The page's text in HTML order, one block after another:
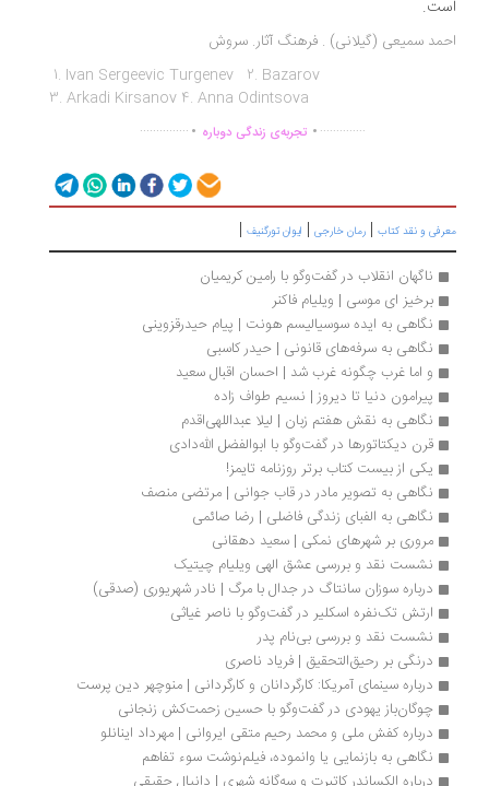
سمیعی (گیلانی) . فرهنگ آثار. سروش
1. Ivan Sergeevic Turgenev 2. Bazarov
3. Arkadi Kirsanov 4. Anna Odintsova
................تجربه‌ی زندگی دوباره ...............
و نقد کتاب|رمان خارجی|ایوان تورگنیف|
ناگهان انقلاب در گفت‌وگو با رامین کریمیان
برخیز ای موسی | ویلیام فاکنر
نگاهی به ایده سوسیالیسم هونت | پیام حیدرقزوینی
نگاهی به سرفه‌های قانونی | حیدر کاسبی
و اما غرب چگونه غرب شد | احسان اقبال سعید
پیرامون دنیا تا دیروز | نسیم طواف زاده
نگاهی به نقش هفتم زبان | لیلا عبداللهی‌اقدم
قرن دیکتاتورها در گفت‌وگو با ابوالفضل الله‌دادی
یکی از بیست کتاب برتر روزنامه تایمز!
نگاهی به تصویر مادر در قاب جوانی | مرتضی منصف
نگاهی به الفبای زندگی فاضلی | رضا صائمی
مروری بر شهرهای نمکی | سعید دهقانی
نشست نقد و بررسی عشق الهی ویلیام چیتیک
درباره سوزان سانتاگ در جدال با مرگ | نادر شهریوری (صدقی)
ارتش تک‌نفره اسکلیر در گفت‌وگو با ناصر غیاثی
نشست نقد و بررسی بی‌نام پدر
درنگی بر رحیق‌التحقیق | فریاد ناصری
درباره سینمای آمریکا: کارگردانان و کارگردانی | منوچهر دین پرست
چوگان‌باز یهودی در گفت‌وگو با حسین زحمت‌کش زنجانی
درباره کفش ملی و محمد رحیم متقی ایروانی | مهرداد اینانلو
نگاهی به بازنمایی یا وانموده، فیلم‌نوشت سوء تفاهم